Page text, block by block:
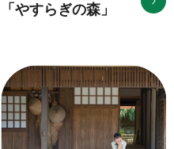
「やすらぎの森」